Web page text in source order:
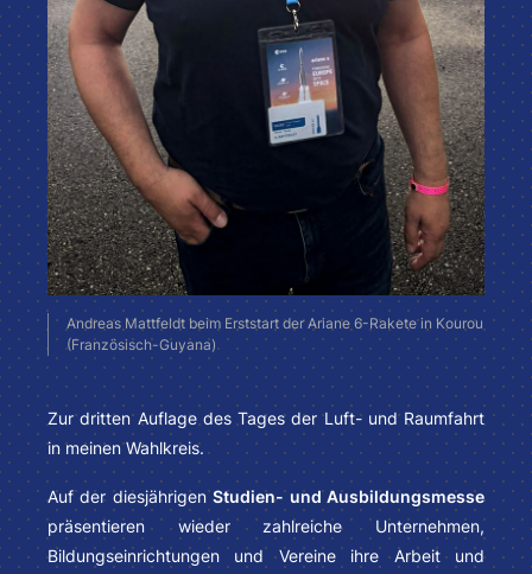
Andreas Mattfeldt beim Erststart der Ariane 6-Rakete in Kourou
(Französisch-Guyana)
Zur dritten Auflage des Tages der Luft- und Raumfahrt
in meinen Wahlkreis.
Auf der diesjährigenStudien- und Ausbildungsmesse
präsentieren wieder zahlreiche Unternehmen,
Bildungseinrichtungen und Vereine ihre Arbeit und